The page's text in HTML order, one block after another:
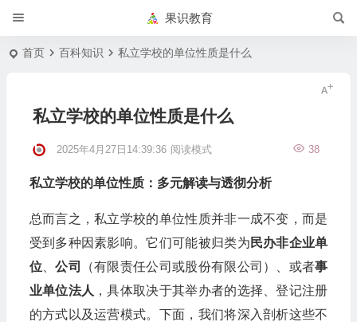
果识教育
首页 百科知识 私立学校的单位性质是什么
私立学校的单位性质是什么
2025年4月27日14:39:36 38
阅读模式
私立学校的单位性质：多元解读与透彻分析
总而言之，私立学校的单位性质并非一成不变，而是
受到多种因素影响。它们可能被归类为 民办非企业单
位、公司 （有限责任公司或股份有限公司）、或者事
业单位法人 ，具体取决于其举办者的选择、登记注册
的方式以及运营模式。下面，我们将深入剖析这些不